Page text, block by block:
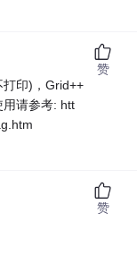
印)，Grid++
用请参考: htt
赞
赞